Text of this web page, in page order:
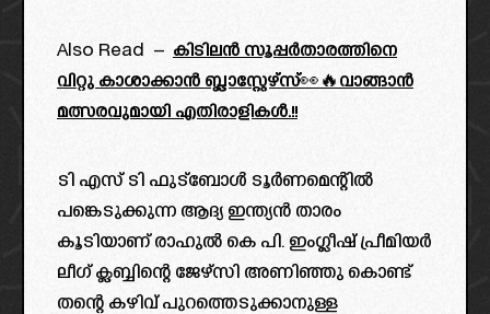
Also Read – കിടിലൻ സൂപ്പർതാരത്തിനെ
വിറ്റു കാശാക്കാൻ ബ്ലാസ്റ്റേഴ്‌സ്👀🔥വാങ്ങാൻ
മത്സരവുമായി എതിരാളികൾ.!!
ടി എസ് ടി ഫുട്ബോൾ ടൂർണമെന്റിൽ
പങ്കെടുക്കുന്ന ആദ്യ ഇന്ത്യൻ താരം
കൂടിയാണ് രാഹുൽ കെ പി. ഇംഗ്ലീഷ് പ്രീമിയർ
ലീഗ് ക്ലബ്ബിന്റെ ജേഴ്സി അണിഞ്ഞു കൊണ്ട്
തന്റെ കഴിവ് പുറത്തെടുക്കാനുള്ള